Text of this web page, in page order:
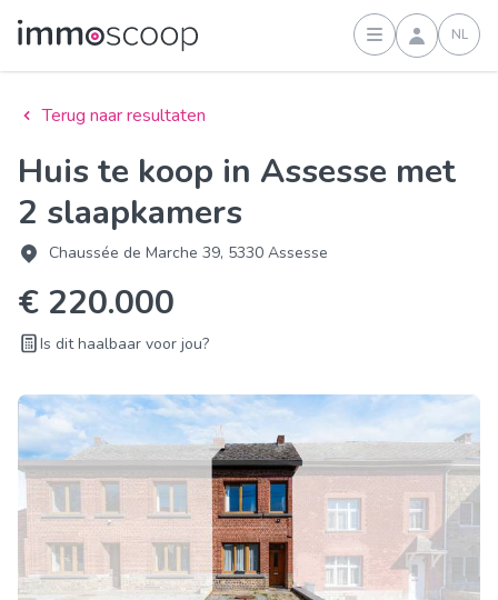
Inloggen
NL
Terug naar resultaten
Huis te koop in Assesse met
2 slaapkamers
Chaussée de Marche 39, 5330 Assesse
€ 220.000
Is dit haalbaar voor jou?